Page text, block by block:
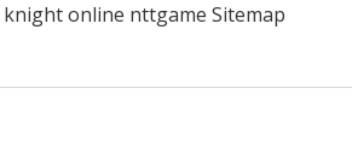
knight online nttgame Sitemap